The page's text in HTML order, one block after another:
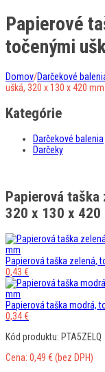
Papierové
točenými
Domov/Darčekové
ušká, 320 x 130 x 420 mm
Kategórie
Darčekové balenia
Darčeky
Papierová taška
320 x 130 x 420
Papierová taška zelená,
0,43 €
Papierová taška modrá,
0,34€
Kód produktu: PTA5ZELQ
Cena: 0,49 €(bez DPH)